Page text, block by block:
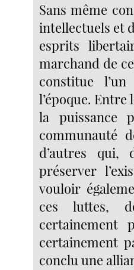
Sans même
intellectuels et
esprits
marchand de
constitue
l’époque.
la puissance
communauté
d’autres qui,
préserver
vouloir
ces luttes,
certainement
certainement
conclu une